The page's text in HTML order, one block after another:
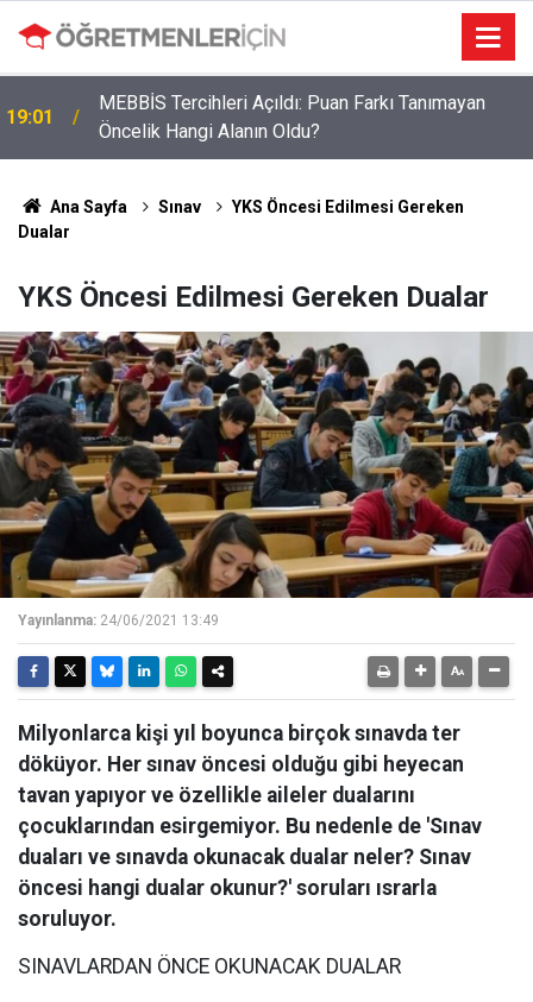
MEBBİS Tercihleri Açıldı: Puan Farkı Tanımayan
Öncelik Hangi Alanın Oldu?
09:03
Öğretmenlere Müjdeli Haber: Bu 12 İlde Norm
Kadro Tıkanıklığı Yaşanmayacak
Ana Sayfa Sınav
YKS Öncesi Edilmesi Gereken
Dualar
YKS Öncesi Edilmesi Gereken Dualar
Yayınlanma: 24/06/2021 13:49
Milyonlarca kişi yıl boyunca birçok sınavda ter
döküyor. Her sınav öncesi olduğu gibi heyecan
tavan yapıyor ve özellikle aileler dualarını
çocuklarından esirgemiyor. Bu nedenle de 'Sınav
duaları ve sınavda okunacak dualar neler? Sınav
öncesi hangi dualar okunur?' soruları ısrarla
soruluyor.
SINAVLARDAN ÖNCE OKUNACAK DUALAR